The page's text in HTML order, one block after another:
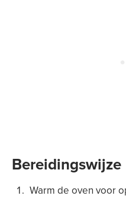
Bereidingswijze
Warm de oven voor